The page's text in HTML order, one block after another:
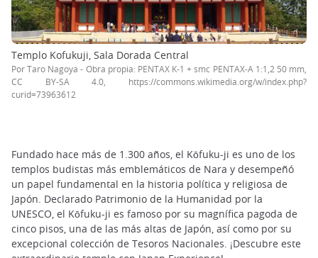
Templo Kofukuji, Sala Dorada Central
Por Taro Nagoya - Obra propia: PENTAX K-1 + smc PENTAX-A 1:1,2 50 mm,
CC BY-SA 4.0, https://commons.wikimedia.org/w/index.php?
curid=73963612
Fundado hace más de 1.300 años, el Kōfuku-ji es uno de los
templos budistas más emblemáticos de Nara y desempeñó
un papel fundamental en la historia política y religiosa de
Japón. Declarado Patrimonio de la Humanidad por la
UNESCO, el Kōfuku-ji es famoso por su magnífica pagoda de
cinco pisos, una de las más altas de Japón, así como por su
excepcional colección de Tesoros Nacionales. ¡Descubre este